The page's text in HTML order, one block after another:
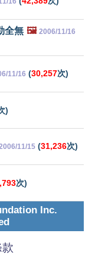
全無 🖼️ 2006/11/16
11/16 (30,257次)
)
11/15 (31,236次)
次)
Inc.